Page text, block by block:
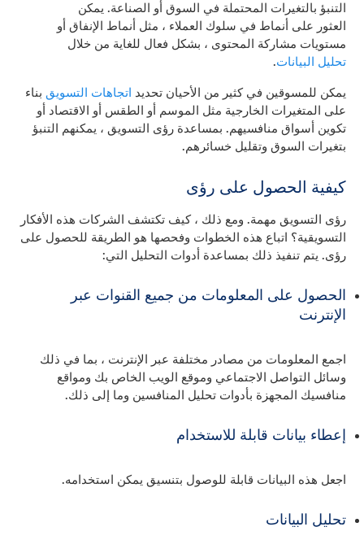
التنبؤ بالتغيرات المحتملة في السوق أو الصناعة. يمكن
العثور على أنماط في سلوك العملاء ، مثل أنماط الإنفاق أو
مستويات مشاركة المحتوى ، بشكل فعال للغاية من خلال
تحليل البيانات.
يمكن للمسوقين في كثير من الأحيان تحديد اتجاهات التسويق بناء
على المتغيرات الخارجية مثل الموسم أو الطقس أو الاقتصاد أو
تكوين أسواق منافسيهم. بمساعدة رؤى التسويق ، يمكنهم التنبؤ
بتغيرات السوق وتقليل خسائرهم.
كيفية الحصول على رؤى
رؤى التسويق مهمة. ومع ذلك ، كيف تكتشف الشركات هذه الأفكار
التسويقية؟ اتباع هذه الخطوات وفحصها هو الطريقة للحصول على
رؤى. يتم تنفيذ ذلك بمساعدة أدوات التحليل التي:
الحصول على المعلومات من جميع القنوات عبر
الإنترنت
اجمع المعلومات من مصادر مختلفة عبر الإنترنت ، بما في ذلك
وسائل التواصل الاجتماعي وموقع الويب الخاص بك ومواقع
منافسيك المجهزة بأدوات تحليل المنافسين وما إلى ذلك.
إعطاء بيانات قابلة للاستخدام
اجعل هذه البيانات قابلة للوصول بتنسيق يمكن استخدامه.
تحليل البيانات